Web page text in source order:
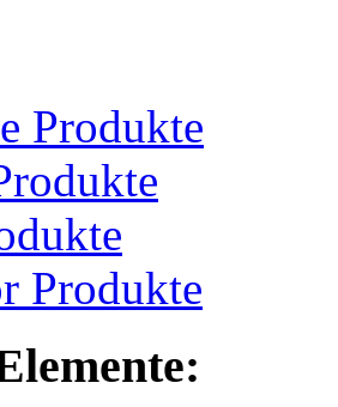
Produkte
Produkte